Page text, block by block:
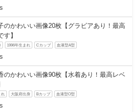
のかわいい画像20枚【グラビアあり！最高
す】
1996年生まれ Cカップ 血液型A型
のかわいい画像90枚【水着あり！最高レベ
大阪府出身 Bカップ 血液型O型